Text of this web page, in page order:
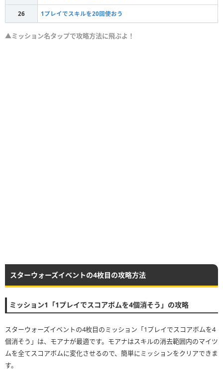
26 1プレイでスキルを20回使おう
▲ミッション名タップで攻略方法に飛ぶよ！
スターウォーズイベントの4枚目の攻略方法
ミッション1「1プレイでスコアボムを4個消そう」の攻略
スターウォーズイベントの4枚目のミッション「1プレイでスコアボムを4
個消そう」は、モアナが最適です。モアナはスキルの消去範囲内のマイツ
ムを全てスコアボムに変化させるので、簡単にミッションをクリアできま
す。